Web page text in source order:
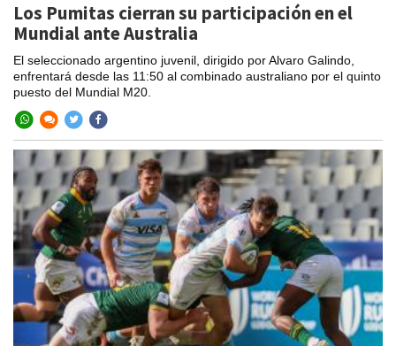
Los Pumitas cierran su participación en el
Mundial ante Australia
El seleccionado argentino juvenil, dirigido por Alvaro Galindo,
enfrentará desde las 11:50 al combinado australiano por el quinto
puesto del Mundial M20.